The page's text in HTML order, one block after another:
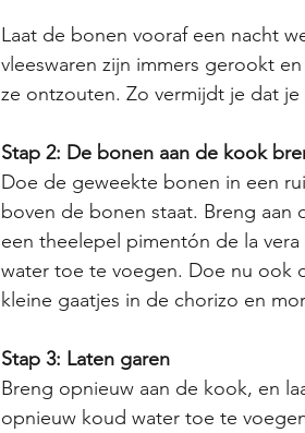
Laat de bonen vooraf een nacht
vleeswaren zijn immers gerookt
ze ontzouten. Zo vermijdt je dat
Stap 2: De bonen aan de kook
Doe de geweekte bonen in een
boven de bonen staat. Breng
een theelepel pimentón de la
water toe te voegen. Doe nu ook
kleine gaatjes in de chorizo en
Stap 3: Laten garen
Breng opnieuw aan de kook, en
opnieuw koud water toe te